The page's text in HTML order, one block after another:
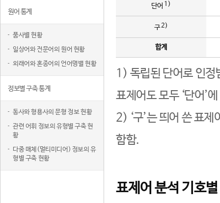
원어 통계
품사별 현황
일상어와 전문어의 원어 현황
외래어와 혼종어의 언어명별 현황
정보별 구축 통계
동사와 형용사의 문형 정보 현황
관련 어휘 정보의 유형별 구축 현
황
다중 매체(멀티미디어) 정보의 유
형별 구축 현황
단어 1)
구2)
합계
1) 독립된 단어로 인정
표제어도 모두 ‘단어’
2) ‘구’는 띄어 쓴 표
함함.
표제어 분석 기호